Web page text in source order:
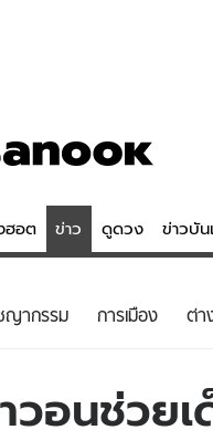
ฮอต ข่าว ดูดวง ข่าวบัน
ดู
สถิติห
ญากรรม การเมือง ต่า
วอนช่วย